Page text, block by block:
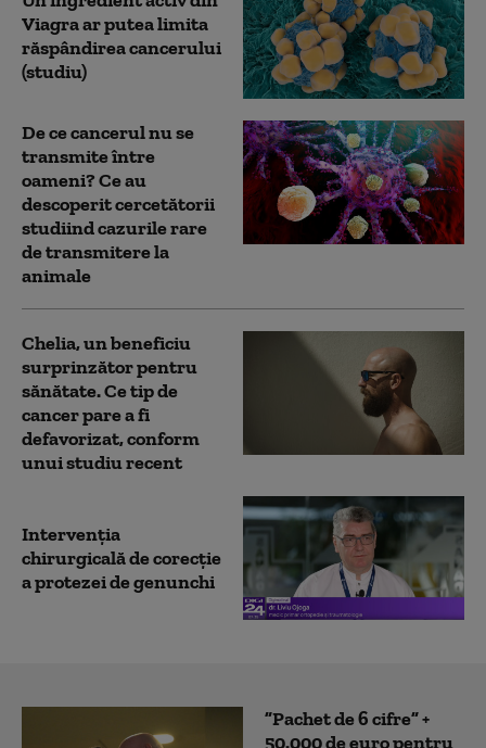
Viagra ar putea limita
răspândirea cancerului
(studiu)
De ce cancerul nu se
transmite între
oameni? Ce au
descoperit cercetătorii
studiind cazurile rare
de transmitere la
animale
Chelia, un beneficiu
surprinzător pentru
sănătate. Ce tip de
cancer pare a fi
defavorizat, conform
unui studiu recent
Intervenția
chirurgicală de corecție
a protezei de genunchi
”Pachet de 6 cifre” +
50.000 de euro pentru